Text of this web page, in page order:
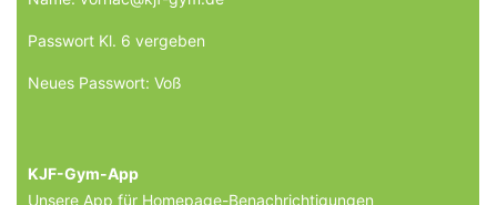
Passwort Kl. 6 vergeben
Neues Passwort: Voß
KJF-Gym-App
Unsere App für Homepage-Benachrichtigungen